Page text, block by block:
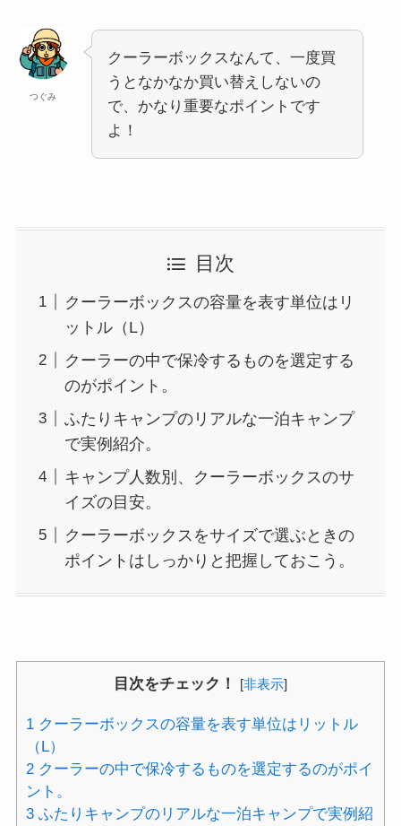
つぐみ
クーラーボックスなんて、一度買
うとなかなか買い替えしないの
で、かなり重要なポイントです
よ！
目次
クーラーボックスの容量を表す単位はリ
ットル（L）
クーラーの中で保冷するものを選定する
のがポイント。
ふたりキャンプのリアルな一泊キャンプ
で実例紹介。
キャンプ人数別、クーラーボックスのサ
イズの目安。
クーラーボックスをサイズで選ぶときの
ポイントはしっかりと把握しておこう。
目次をチェック！ [非表示]
1クーラーボックスの容量を表す単位はリットル
（L）
2クーラーの中で保冷するものを選定するのがポイ
ント。
3ふたりキャンプのリアルな一泊キャンプで実例紹